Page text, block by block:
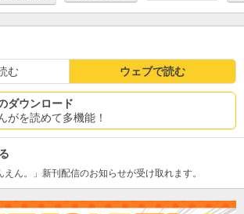
む ウェブで読む
ダウンロード
がを読めて多機能！
えん。」新刊配信のお知らせが受け取れます。